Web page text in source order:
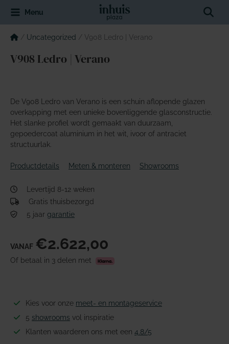
naar
inhoud
Menu
/ Uncategorized / V908 Ledro | Verano
V908 Ledro | Verano
De V908 Ledro van Verano is een schuin aflopende glazen
overkapping met een unieke bovenliggende glasconstructie.
Het slanke profiel wordt gemaakt van duurzaam,
gepoedercoat aluminium in het wit, ivoor of antraciet
structuurlak.
Productdetails Meten & monteren Showrooms
Levertijd 8-12 weken
Gratis thuisbezorgd
5 jaar garantie
VANAF €2.622,00
Of betaal in 3 delen met
Kies voor onze meet- en montageservice
5 showrooms vol inspiratie
Klanten waarderen ons met een 4.8/5